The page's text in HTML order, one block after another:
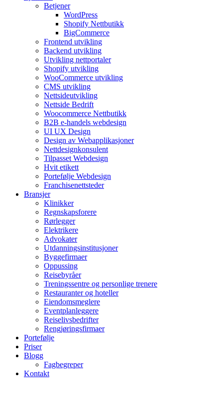
Betjener
WordPress
Shopify Nettbutikk
BigCommerce
Frontend utvikling
Backend utvikling
Utvikling nettportaler
Shopify utvikling
WooCommerce utvikling
CMS utvikling
Nettsideutvikling
Nettside Bedrift
Woocommerce Nettbutikk
B2B e-handels webdesign
UI UX Design
Design av Webapplikasjoner
Nettdesignkonsulent
Tilpasset Webdesign
Hvit etikett
Portefølje Webdesign
Franchisenettsteder
Bransjer
Klinikker
Regnskapsforere
Rørlegger
Elektrikere
Advokater
Utdanningsinstitusjoner
Byggefirmaer
Oppussing
Reisebyråer
Treningssentre og personlige trenere
Restauranter og hoteller
Eiendomsmeglere
Eventplanleggere
Reiselivsbedrifter
Rengjøringsfirmaer
Portefølje
Priser
Blogg
Fagbegreper
Kontakt